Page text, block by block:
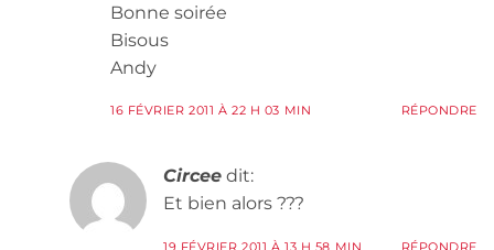
Bonne soirée
Bisous
Andy
16 FÉVRIER 2011 À 22 H 03 MIN RÉPONDRE
Circee dit:
Et bien alors ???
19 FÉVRIER 2011 À 13 H 58 MIN RÉPONDRE